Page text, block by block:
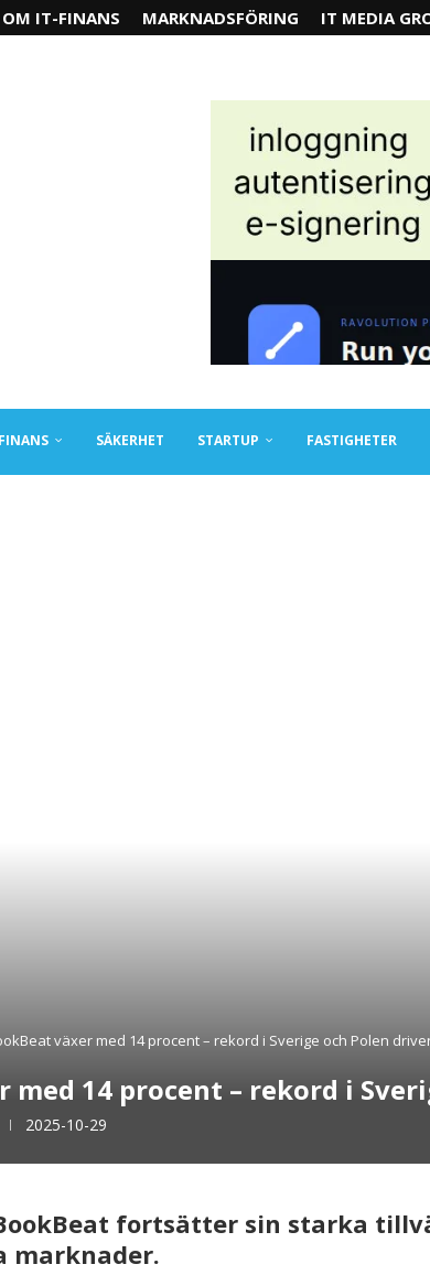
OM IT-FINANS MARKNADSFÖRING IT MEDIA
FINANS SÄKERHET STARTUP FASTIGHETER
växer med 14 procent – rekord i Sverige och Polen
med 14 procent – rekord i
2025-10-29
fortsätter sin starka
marknader.